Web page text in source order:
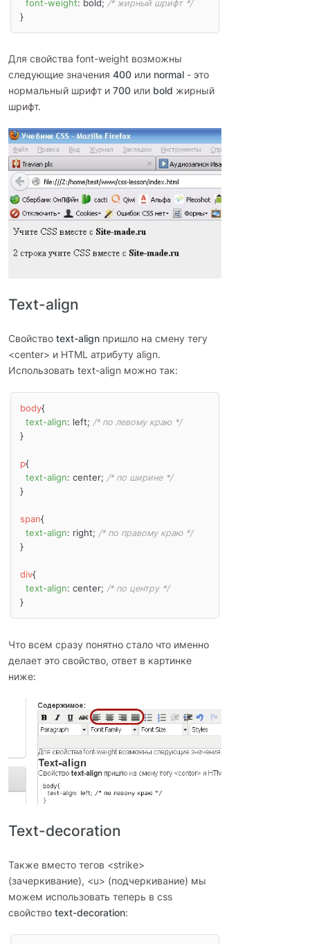
font-weight: bold; /* жирный шрифт */
}
Для свойства font-weight возможны
следующие значения 400 или normal - это
нормальный шрифт и 700 или bold жирный
шрифт.
Text-align
Свойство text-align пришло на смену тегу
<center> и HTML атрибуту align.
Использовать text-align можно так:
body{
text-align: left; /* по левому краю */
}
p{
text-align: center; /* по ширине */
}
span{
text-align: right; /* по правому краю */
}
div{
text-align: center; /* по центру */
}
Что всем сразу понятно стало что именно
делает это свойство, ответ в картинке
ниже:
Text-decoration
Также вместо тегов <strike>
(зачеркивание), <u> (подчеркивание) мы
можем использовать теперь в css
свойство text-decoration: